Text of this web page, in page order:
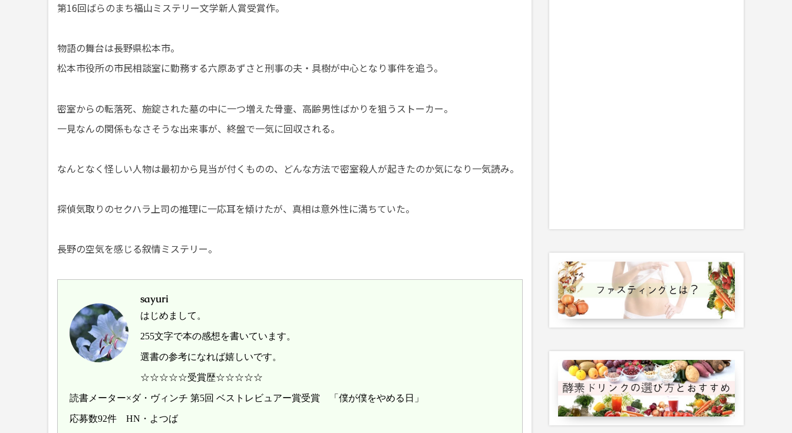
第16回ばらのまち福山ミステリー文学新人賞受賞作。
物語の舞台は長野県松本市。
松本市役所の市民相談室に勤務する六原あずさと刑事の夫・具樹が中心となり事件を追う。
密室からの転落死、施錠された墓の中に一つ増えた骨壷、高齢男性ばかりを狙うストーカー。
一見なんの関係もなさそうな出来事が、終盤で一気に回収される。
なんとなく怪しい人物は最初から見当が付くものの、どんな方法で密室殺人が起きたのか気になり一気読み。
探偵気取りのセクハラ上司の推理に一応耳を傾けたが、真相は意外性に満ちていた。
長野の空気を感じる叙情ミステリー。
sayuri
はじめまして。
255文字で本の感想を書いています。
選書の参考になれば嬉しいです。
☆☆☆☆☆受賞歴☆☆☆☆☆
読書メーター×ダ・ヴィンチ 第5回 ベストレビュアー賞受賞 「僕が僕をやめる日」
応募数92件 HN・よつば